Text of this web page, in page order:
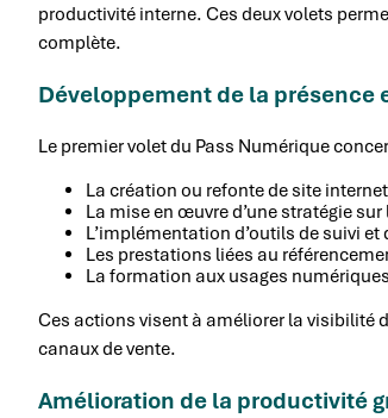
productivité interne. Ces deux volets
complète.
Développement de la présence
Le premier volet du Pass Numérique
La création ou refonte de site
La mise en œuvre d’une stratégie
L’implémentation d’outils de suivi
Les prestations liées au
La formation aux usages
Ces actions visent à améliorer la visibilité
canaux de vente.
Amélioration de la productivité